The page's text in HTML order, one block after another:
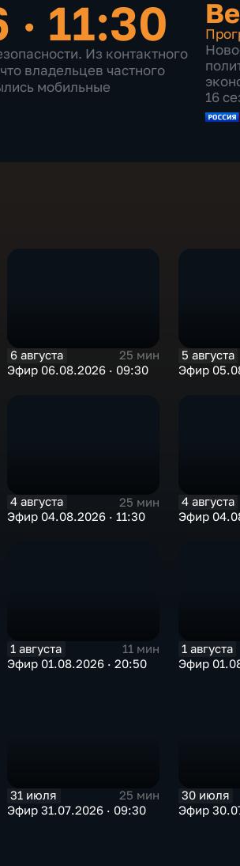
11:30
Из контактного
владельцев частного
мобильные
16
6 августа
25 мин
Эфир 06.08.2026 · 09:30
5 августа
Эфир
4 августа
25 мин
Эфир 04.08.2026 · 11:30
4 августа
Эфир
1 августа
11 мин
Эфир 01.08.2026 · 20:50
1 августа
Эфир
31 июля
25 мин
Эфир 31.07.2026 · 09:30
30 июля
Эфир